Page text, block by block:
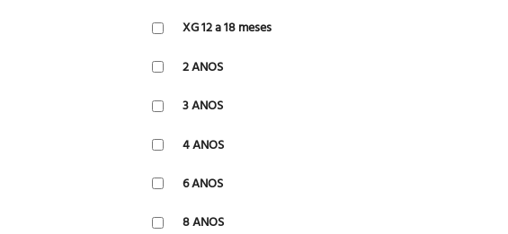
XG 12 a 18 meses
2 ANOS
3 ANOS
4 ANOS
6 ANOS
8 ANOS